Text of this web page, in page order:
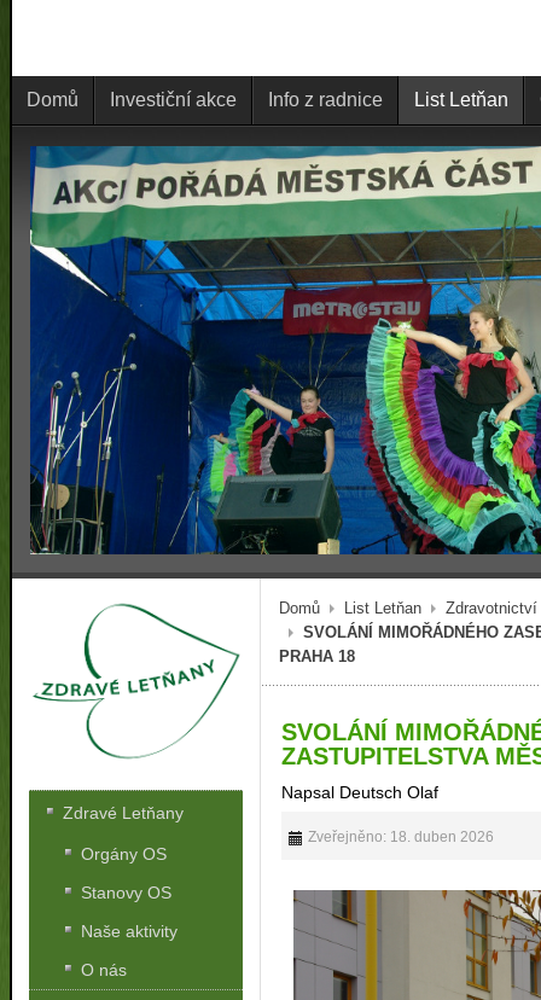
Domů Investiční akce Info z radnice List Letňan
Domů List Letňan
Zdravotnictví
SVOLÁNÍ MIMOŘÁDNÉHO
PRAHA 18
SVOLÁNÍ
ZASTUPITELSTVA
Napsal Deutsch Olaf
Zveřejněno: 18. duben 2026
Zdravé Letňany
Orgány OS
Stanovy OS
Naše aktivity
O nás